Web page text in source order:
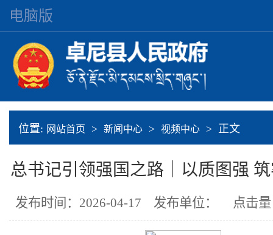
电脑版
位置: 网站首页 > 新闻中心 > 视频中心 > 正文
总书记引领强国之路｜以质图强
发布时间：2026-04-17 发布单位： 点击